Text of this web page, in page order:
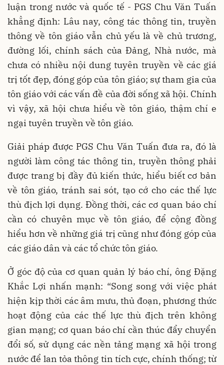
luận trong nước và quốc tế - PGS Chu Văn Tuấn
khẳng định: Lâu nay, công tác thông tin, truyền
thông về tôn giáo vẫn chủ yếu là về chủ trương,
đường lối, chính sách của Ðảng, Nhà nước, mà
chưa có nhiều nội dung tuyên truyền về các giá
trị tốt đẹp, đóng góp của tôn giáo; sự tham gia của
tôn giáo với các vấn đề của đời sống xã hội. Chính
vì vậy, xã hội chưa hiểu về tôn giáo, thậm chí e
ngại tuyên truyền về tôn giáo.
Giải pháp được PGS Chu Văn Tuấn đưa ra, đó là
người làm công tác thông tin, truyền thông phải
được trang bị đầy đủ kiến thức, hiểu biết cơ bản
về tôn giáo, tránh sai sót, tạo cớ cho các thế lực
thù địch lợi dụng. Ðồng thời, các cơ quan báo chí
cần có chuyên mục về tôn giáo, để cộng đồng
hiểu hơn về những giá trị cũng như đóng góp của
các giáo dân và các tổ chức tôn giáo.
Ở góc độ của cơ quan quản lý báo chí, ông Ðặng
Khắc Lợi nhấn mạnh: “Song song với việc phát
hiện kịp thời các âm mưu, thủ đoạn, phương thức
hoạt động của các thế lực thù địch trên không
gian mạng; cơ quan báo chí cần thúc đẩy chuyển
đổi số, sử dụng các nền tảng mạng xã hội trong
nước để lan tỏa thông tin tích cực, chính thống; từ